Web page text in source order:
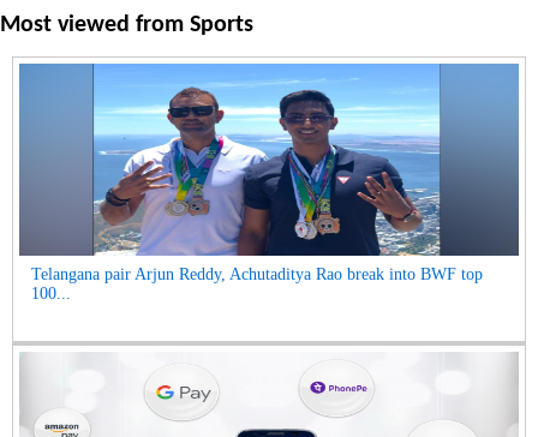
Most viewed from Sports
Telangana pair Arjun Reddy, Achutaditya Rao break into BWF top
100...